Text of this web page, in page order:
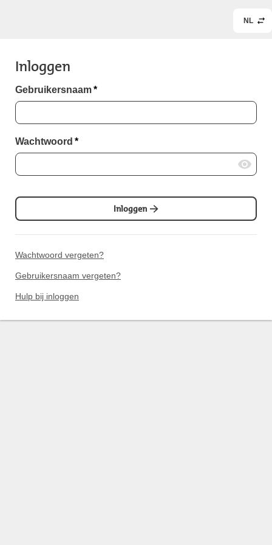
NL
Inloggen
Gebruikersnaam*
Wachtwoord *
Inloggen
Wachtwoord vergeten?
Gebruikersnaam vergeten?
Hulp bij inloggen